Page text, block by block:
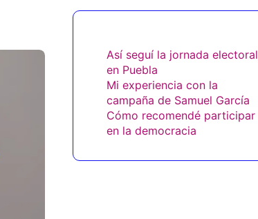
Así seguí la jornada electoral
en Puebla
Mi experiencia con la
campaña de Samuel García
Cómo recomendé participar
en la democracia